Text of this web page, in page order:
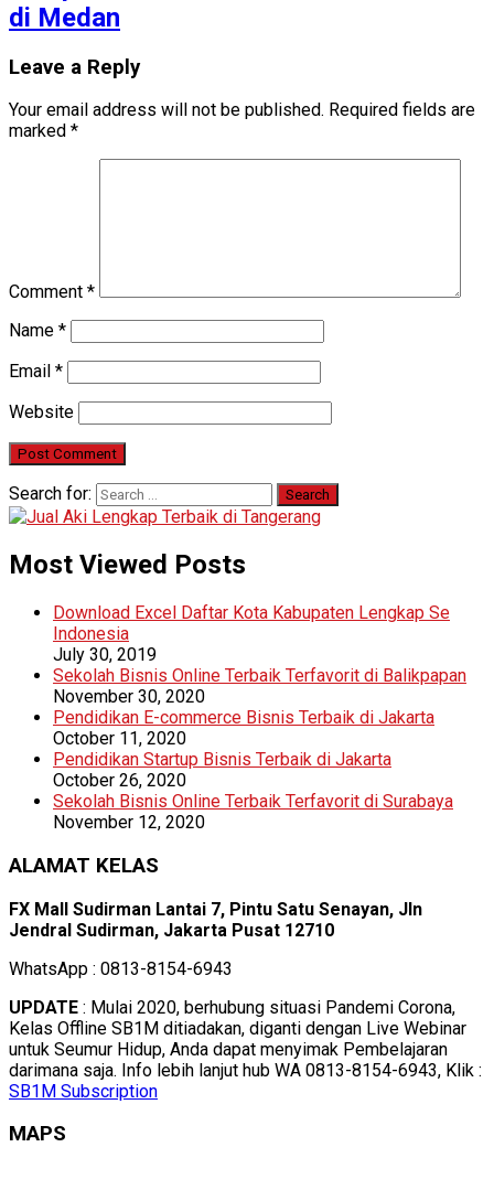
di Medan
Leave a Reply
Your email address will not be published. Required fields are
marked *
Comment *
Name *
Email *
Website
Search for:
Most Viewed Posts
Download Excel Daftar Kota Kabupaten Lengkap Se
Indonesia
July 30, 2019
Sekolah Bisnis Online Terbaik Terfavorit di Balikpapan
November 30, 2020
Pendidikan E-commerce Bisnis Terbaik di Jakarta
October 11, 2020
Pendidikan Startup Bisnis Terbaik di Jakarta
October 26, 2020
Sekolah Bisnis Online Terbaik Terfavorit di Surabaya
November 12, 2020
ALAMAT KELAS
FX Mall Sudirman Lantai 7, Pintu Satu Senayan, Jln
Jendral Sudirman, Jakarta Pusat 12710
WhatsApp : 0813-8154-6943
UPDATE : Mulai 2020, berhubung situasi Pandemi Corona,
Kelas Offline SB1M ditiadakan, diganti dengan Live Webinar
untuk Seumur Hidup, Anda dapat menyimak Pembelajaran
darimana saja. Info lebih lanjut hub WA 0813-8154-6943, Klik :
SB1M Subscription
MAPS